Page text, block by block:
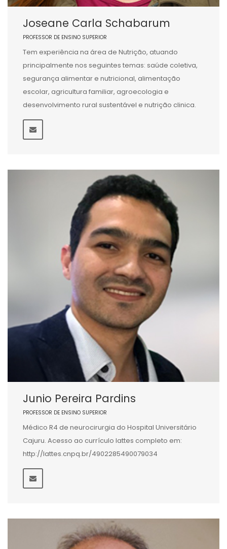
Joseane Carla Schabarum
PROFESSOR DE ENSINO SUPERIOR
Tem experiência na área de Nutrição, atuando
principalmente nos seguintes temas: saúde coletiva,
segurança alimentar e nutricional, alimentação
escolar, agricultura familiar, agroecologia e
desenvolvimento rural sustentável e nutrição clinica.
Junio Pereira Pardins
PROFESSOR DE ENSINO SUPERIOR
Médico R4 de neurocirurgia do Hospital Universitário
Cajuru. Acesso ao currículo lattes completo em:
http://lattes.cnpq.br/4902285490079034